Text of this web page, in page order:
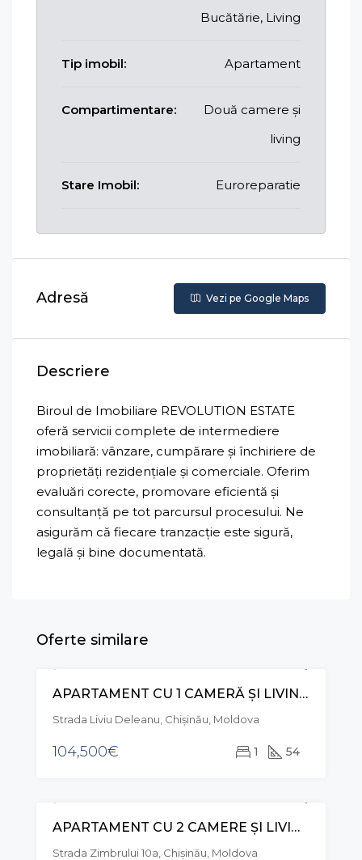
Bucătărie, Living
Tip imobil: Apartament
Compartimentare:
Două camere și
living
Stare Imobil: Euroreparatie
Adresă Vezi pe Google Maps
Descriere
Biroul de Imobiliare REVOLUTION ESTATE
oferă servicii complete de intermediere
imobiliară: vânzare, cumpărare și închiriere de
proprietăți rezidențiale și comerciale. Oferim
evaluări corecte, promovare eficientă și
consultanță pe tot parcursul procesului. Ne
asigurăm că fiecare tranzacție este sigură,
legală și bine documentată.
Oferte similare
VÂNZAREAPARTAMENT CU 1 CAMERĂ ȘI LIVING, STR. LIVIU DELEANU, BUIUCANI
Strada Liviu Deleanu, Chișinău, Moldova
104,500€ 1 54
CHIRIE EXCLUSIVE
APARTAMENT CU 2 CAMERE ȘI LIVING, STR. ZIMBRULUI, RÂȘCANI
Strada Zimbrului 10a, Chișinău, Moldova